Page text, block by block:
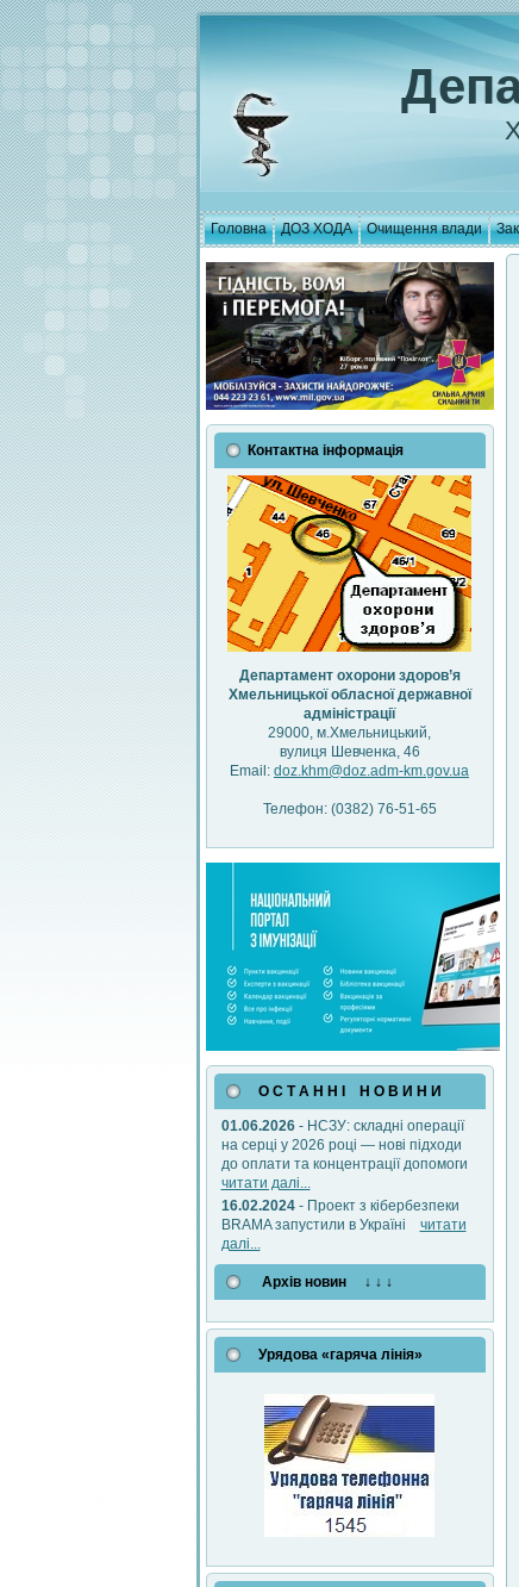
Головна ДОЗ ХОДА Очищення влади
Контактна інформація
Департамент охорони здоров’я
Хмельницької обласної державної
адміністрації
29000, м.Хмельницький,
вулиця Шевченка, 46
Email: doz.khm@doz.adm-km.gov.ua
Телефон: (0382) 76-51-65
О С Т А Н Н І Н О В И Н И
01.06.2026- НСЗУ: складні операції
на серці у 2026 році — нові підходи
до оплати та концентрації допомоги
читати далі...
16.02.2024- Проект з кібербезпеки
BRAMA запустили в Україні читати
далі...
Архів новин ↓ ↓ ↓
Урядова «гаряча лінія»